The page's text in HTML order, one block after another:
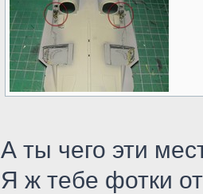
А ты чего эти
Я ж тебе фотки